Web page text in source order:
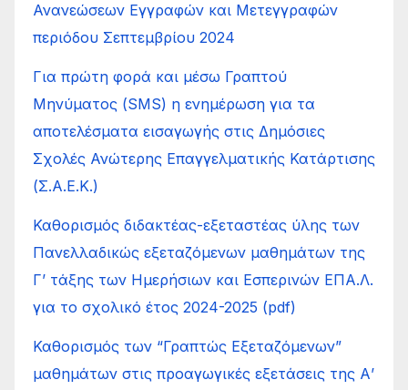
Ανανεώσεων Εγγραφών και Μετεγγραφών
περιόδου Σεπτεμβρίου 2024
Για πρώτη φορά και μέσω Γραπτού
Μηνύματος (SMS) η ενημέρωση για τα
αποτελέσματα εισαγωγής στις Δημόσιες
Σχολές Ανώτερης Επαγγελματικής Κατάρτισης
(Σ.Α.Ε.Κ.)
Καθορισμός διδακτέας-εξεταστέας ύλης των
Πανελλαδικώς εξεταζόμενων μαθημάτων της
Γ’ τάξης των Ημερήσιων και Εσπερινών ΕΠΑ.Λ.
για το σχολικό έτος 2024-2025 (pdf)
Καθορισμός των “Γραπτώς Εξεταζόμενων”
μαθημάτων στις προαγωγικές εξετάσεις της Α’